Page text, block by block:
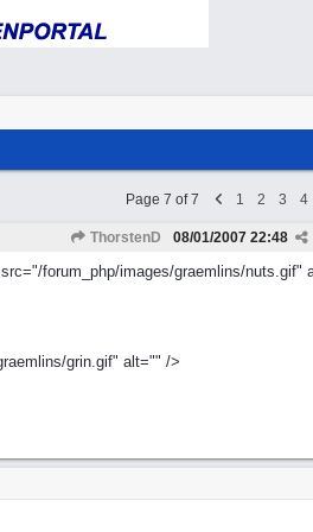
Page 7 of 7 1 2 3 4
ThorstenD 08/01/2007 22:48
forum_php/images/graemlins/nuts.gif"
grin.gif" alt="" />